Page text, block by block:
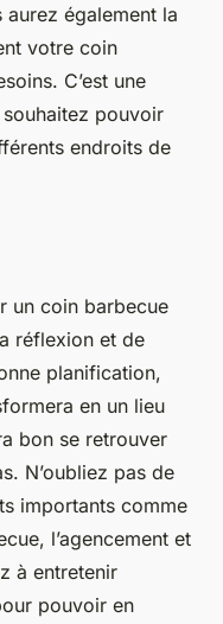
également la
votre coin
C’est une
pouvoir
endroits de
un coin barbecue
réflexion et de
planification,
en un lieu
bon se retrouver
N’oubliez pas de
importants comme
l’agencement et
à entretenir
pouvoir en